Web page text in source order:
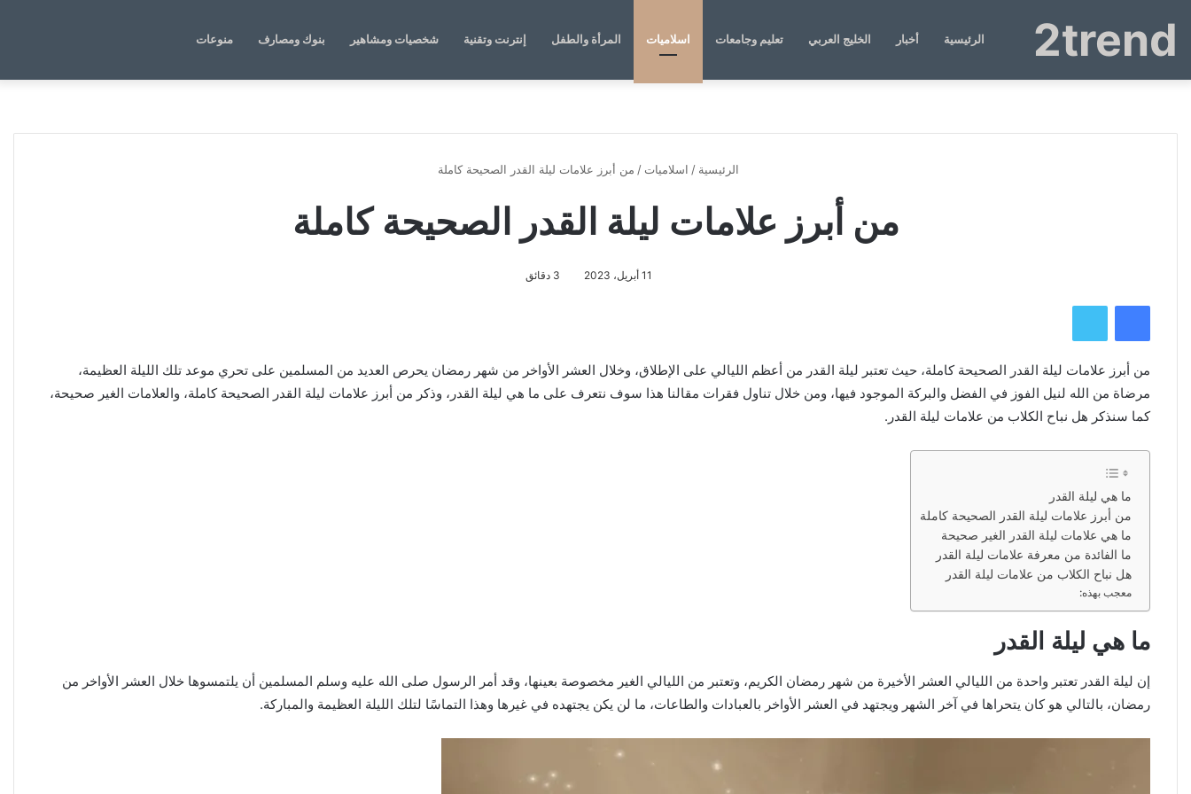
2trend الرئيسية أخبار الخليج العربي تعليم وجامعات اسلاميات المرأة والطفل إنترنت وتقنية شخصيات ومشاهير بنوك ومصارف منوعات
الرئيسية / اسلاميات / من أبرز علامات ليلة القدر الصحيحة كاملة
من أبرز علامات ليلة القدر الصحيحة كاملة
11 أبريل، 2023
فيسبوك تويتر
من أبرز علامات ليلة القدر الصحيحة كاملة، حيث تعتبر ليلة القدر من أعظم الليالي على الإطلاق، وخلال العشر الأواخر من شهر رمضان يحرص العديد من المسلمين على تحري موعد تلك الليلة العظيمة،
مرضاة من الله لنيل الفوز في الفضل والبركة الموجود فيها، ومن خلال تناول فقرات مقالنا هذا سوف نتعرف على ما هي ليلة القدر، وذكر من أبرز علامات ليلة القدر الصحيحة كاملة، والعلامات الغير صحيحة،
كما سنذكر هل نباح الكلاب من علامات ليلة القدر.
ما هي ليلة القدر
من أبرز علامات ليلة القدر الصحيحة كاملة
ما هي علامات ليلة القدر الغير صحيحة
ما الفائدة من معرفة علامات ليلة القدر
هل نباح الكلاب من علامات ليلة القدر
معجب بهذه:
ما هي ليلة القدر
إن ليلة القدر تعتبر واحدة من الليالي العشر الأخيرة من شهر رمضان الكريم، وتعتبر من الليالي الغير مخصوصة بعينها، وقد أمر الرسول صلى الله عليه وسلم المسلمين أن يلتمسوها خلال العشر الأواخر من
رمضان، بالتالي هو كان يتحراها في آخر الشهر ويجتهد في العشر الأواخر بالعبادات والطاعات، ما لن يكن يجتهده في غيرها وهذا التماسًا لتلك الليلة العظيمة والمباركة.